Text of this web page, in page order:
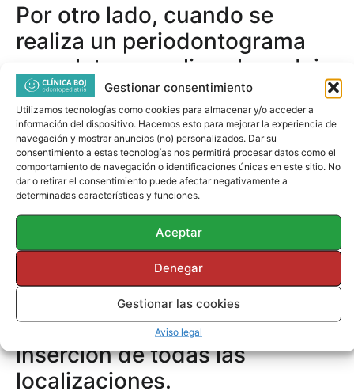
Gestionar consentimiento
Utilizamos tecnologías como cookies para almacenar y/o acceder a
información del dispositivo. Hacemos esto para mejorar la experiencia de
navegación y mostrar anuncios (no) personalizados. Dar su
consentimiento a estas tecnologías nos permitirá procesar datos como el
comportamiento de navegación o identificaciones únicas en este sitio. No
dar o retirar el consentimiento puede afectar negativamente a
determinadas características y funciones.
Aceptar
Denegar
Gestionar las cookies
Aviso legal
Por otro lado, cuando se
realiza un periodontograma
completo se realiza el sondaje
circunferencial para evaluar
todas las localizaciones
alrededor del diente. Por ello,
en caso de existir una
periodontitis crónica en un
adolescente o joven, este
método de diagnóstico es
más fiable. En cambio, en el
screening rutinario no se
registra la pérdida de
inserción de todas las
localizaciones.